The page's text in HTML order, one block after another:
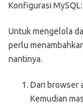
Konfigurasi MySQL:
Untuk mengelola
perlu
nantinya.
Dari browser
Kemudian